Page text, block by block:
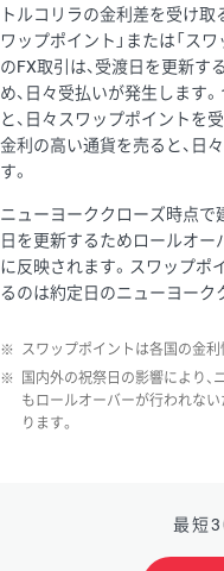
トルコリラの金利差を受け取
ワップポイント」または「ス
のFX取引は、受渡日を更新
め、日々受払いが発生します
と、日々スワップポイントを
金利の高い通貨を売ると、日
す。
ニューヨーククローズ時点で
日を更新するためロールオー
に反映されます。スワップポ
るのは約定日のニューヨーク
※ スワップポイントは各国の金利
※
国内外の祝祭日の影響により
もロールオーバーが行われな
ります。
最短